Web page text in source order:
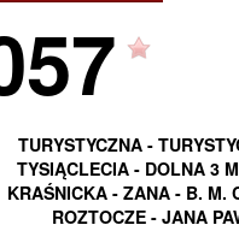
TURYSTYCZNA -
TYSIĄCLECIA - DOLNA 3
KRAŚNICKA - ZANA - B. M.
ROZTOCZE - JANA